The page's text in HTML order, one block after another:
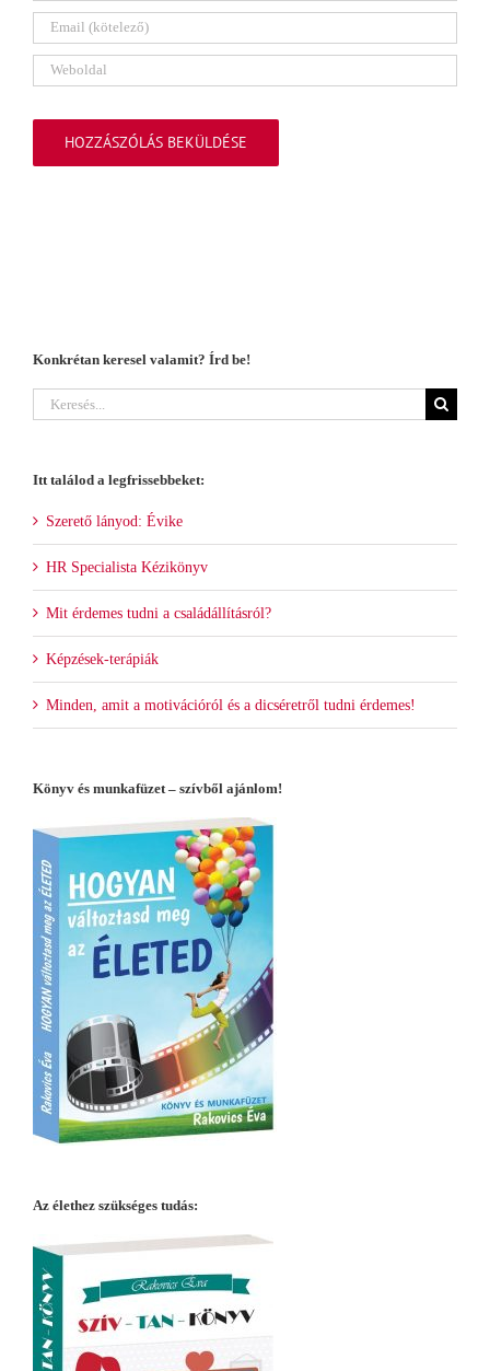
Konkrétan keresel valamit? Írd be!
Keresés...
Itt találod a legfrissebbeket:
Szerető lányod: Évike
HR Specialista Kézikönyv
Mit érdemes tudni a családállításról?
Képzések-terápiák
Minden, amit a motivációról és a dicséretről tudni érdemes!
Könyv és munkafüzet – szívből ajánlom!
Az élethez szükséges tudás: